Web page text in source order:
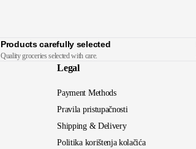
Products carefully selected
Quality groceries selected with care.
Legal
Payment Methods
Pravila pristupačnosti
Shipping & Delivery
Politika korištenja kolačića